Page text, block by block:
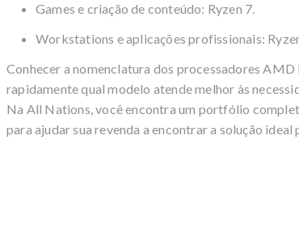
Games e criação de conteúdo: Ryzen 7.
Workstations e aplicações profissionais:
Conhecer a nomenclatura dos processadores AMD
rapidamente qual modelo atende melhor às
Na All Nations, você encontra um portfólio
para ajudar sua revenda a encontrar a solução